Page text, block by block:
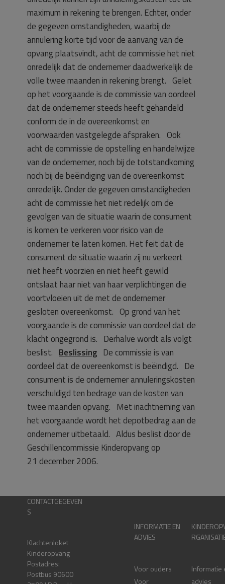
maximum in rekening te brengen. Echter, onder
de gegeven omstandigheden, waarbij de
annulering korte tijd voor de aanvang van de
opvang plaatsvindt, acht de commissie het niet
onredelijk dat de ondernemer daadwerkelijk de
volle twee maanden in rekening brengt. Gelet
op het voorgaande is de commissie van oordeel
dat de ondernemer steeds heeft gehandeld
conform de in de overeenkomst en
voorwaarden vastgelegde afspraken. Ook
acht de commissie de opstelling en handelwijze
van de ondernemer, noch bij de totstandkoming
noch bij de beëindiging van de overeenkomst
onredelijk. Onder de gegeven omstandigheden
acht de commissie het niet redelijk om de
gevolgen van de situatie waarin de consument
is komen te verkeren voor risico van de
ondernemer te laten komen. Het feit dat de
consument de situatie waarin zij nu verkeert
niet heeft voorzien en niet heeft gewild
ontslaat haar niet van haar verplichtingen die
voortvloeien uit de met de ondernemer
gesloten overeenkomst. Op grond van het
voorgaande is de commissie van oordeel dat de
klacht ongegrond is. Derhalve wordt als volgt
beslist. Beslissing De commissie is van
oordeel dat de overeenkomst is beëindigd. De
consument is de ondernemer annuleringskosten
verschuldigd ten bedrage van de kosten van
twee maanden opvang. Met inachtneming van
het voorgaande wordt het depotbedrag aan de
ondernemer uitbetaald. Aldus beslist door de
Geschillencommissie Kinderopvang op
21 december 2006.
CONTACTGEGEVEN
S
Klachtenloket
Kinderopvang
Postadres:
Postbus 90600
INFORMATIE EN
ADVIES
Voor ouders
Voor
Informatie
advies